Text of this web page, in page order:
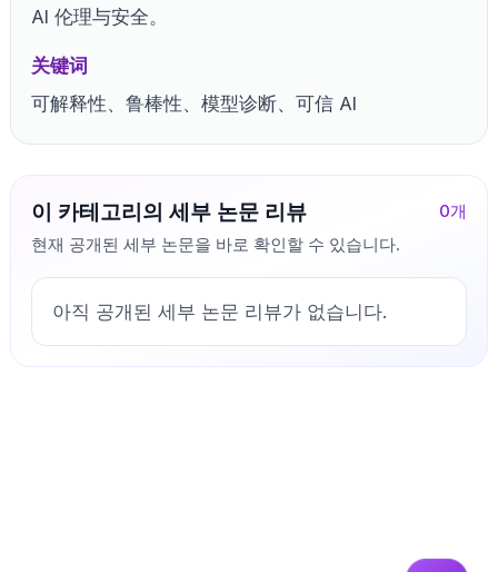
AI 伦理与安全。
关键词
可解释性、鲁棒性、模型诊断、可信 AI
이 카테고리의 세부 논문 리뷰 0개
현재 공개된 세부 논문을 바로 확인할 수 있습니다.
아직 공개된 세부 논문 리뷰가 없습니다.